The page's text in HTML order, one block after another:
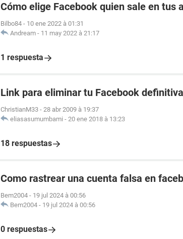
Cómo elige Facebook quien sale en tus
Bilbo84 - 10 ene 2022 à 01:31
Andream - 11 may 2022 à 21:17
1 respuesta
Link para eliminar tu Facebook
ChristianM33 - 28 abr 2009 à 19:37
eliasasumumbami - 20 ene 2018 à 13:23
18 respuestas
Como rastrear una cuenta falsa en
Bem2004 - 19 jul 2024 à 00:56
Bem2004 - 19 jul 2024 à 00:56
0 respuestas